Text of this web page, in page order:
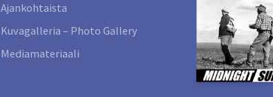
Ajankohtaista
Kuvagalleria – Photo Gallery
Mediamateriaali